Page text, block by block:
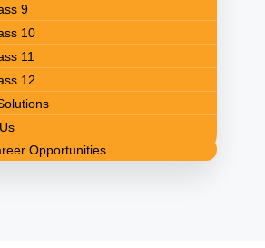
9
10
11
12
Opportunities